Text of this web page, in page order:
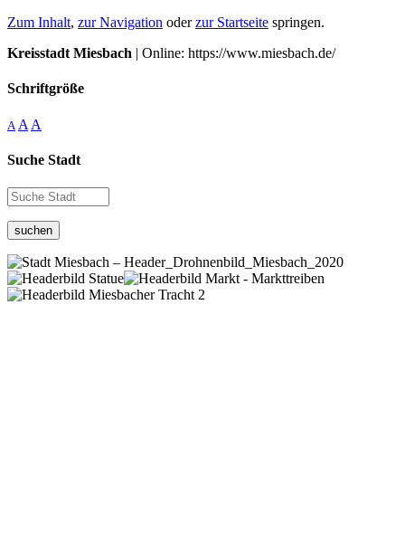
Zum Inhalt, zur Navigation oderzur Startseite springen.
Kreisstadt Miesbach | Online: https://www.miesbach.de/
Schriftgröße
A A A
Suche Stadt
suchen